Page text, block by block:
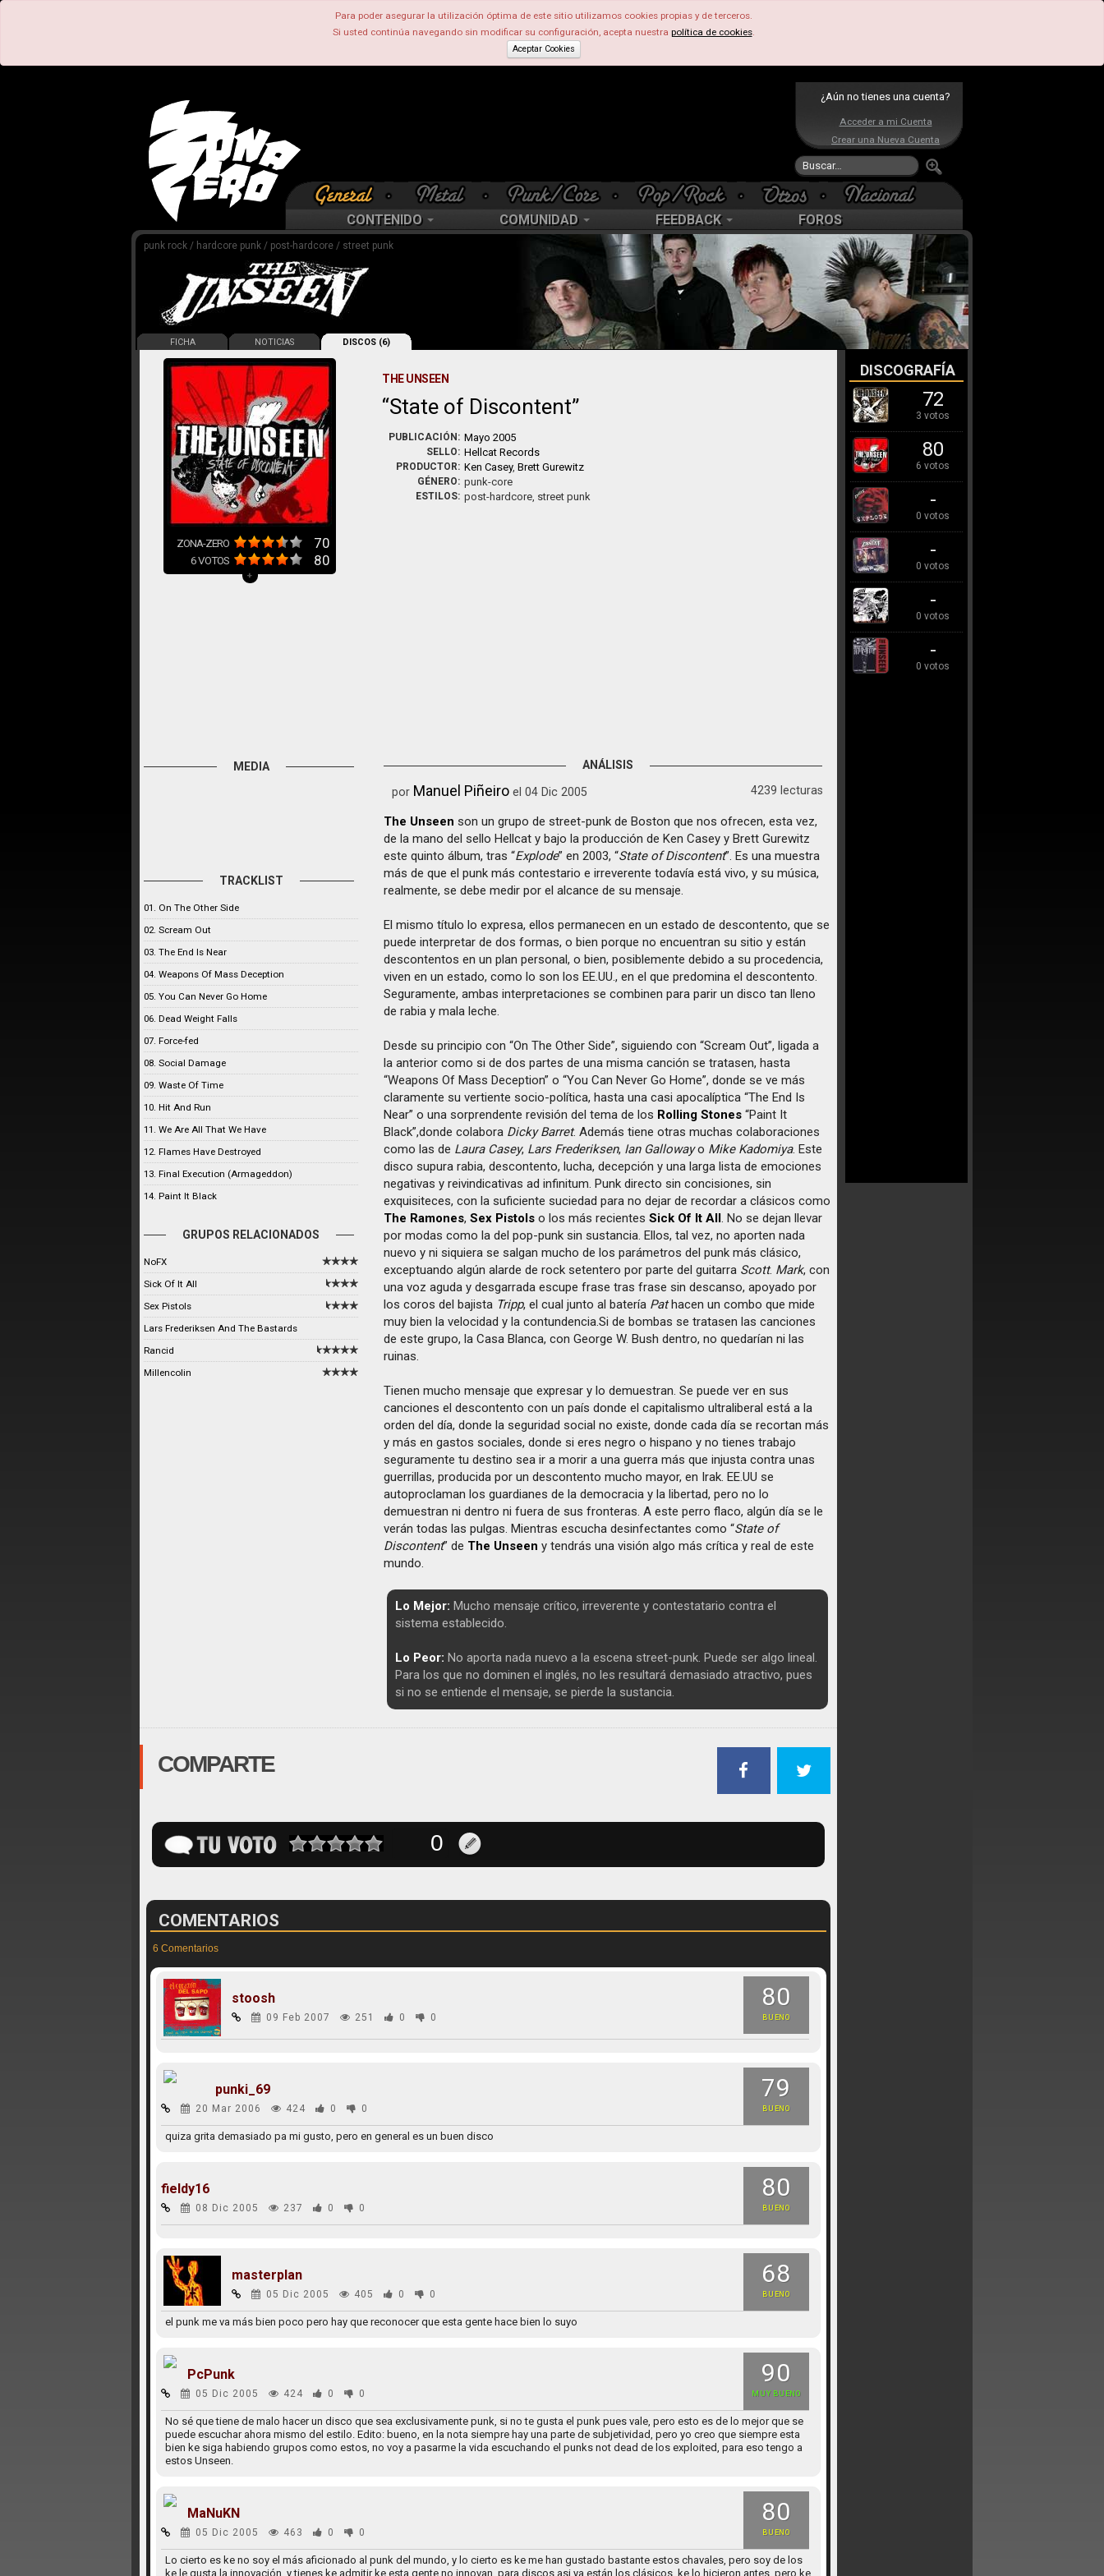
Para poder asegurar la utilización óptima de este sitio utilizamos cookies propias y de terceros.
Si usted continúa navegando sin modificar su configuración, acepta nuestra política de cookies.
Aceptar Cookies
¿Aún no tienes una cuenta?
Acceder a mi Cuenta
Crear una Nueva Cuenta
CONTENIDO COMUNIDAD FEEDBACK FOROS
punk rock / hardcore punk / post-hardcore / street punk
FICHA NOTICIAS DISCOS (6)
ZONA-ZERO 70
6VOTOS 80
+
THE UNSEEN
State of Discontent
PUBLICACIÓN: Mayo 2005
SELLO: Hellcat Records
PRODUCTOR: Ken Casey,Brett Gurewitz
GÉNERO: punk-core
ESTILOS: post-hardcore, street punk
MEDIA
TRACKLIST
01. On The Other Side
02. Scream Out
03. The End Is Near
04. Weapons Of Mass Deception
05. You Can Never Go Home
06. Dead Weight Falls
07. Force-fed
08. Social Damage
09. Waste Of Time
10. Hit And Run
11. We Are All That We Have
12. Flames Have Destroyed
13. Final Execution (Armageddon)
14. Paint It Black
GRUPOS RELACIONADOS
NoFX
Sick Of It All
Sex Pistols
Lars Frederiksen And The Bastards
Rancid
Millencolin
ANÁLISIS
por Manuel Piñeiro el 04 Dic 2005 4239 lecturas
The Unseen son un grupo de street-punk de Boston que nos ofrecen, esta vez,
de la mano del sello Hellcat y bajo la producción de Ken Casey y Brett Gurewitz
este quinto álbum, tras “Explode” en 2003, “State of Discontent”. Es una muestra
más de que el punk más contestario e irreverente todavía está vivo, y su música,
realmente, se debe medir por el alcance de su mensaje.
El mismo título lo expresa, ellos permanecen en un estado de descontento, que se
puede interpretar de dos formas, o bien porque no encuentran su sitio y están
descontentos en un plan personal, o bien, posiblemente debido a su procedencia,
viven en un estado, como lo son los EE.UU., en el que predomina el descontento.
Seguramente, ambas interpretaciones se combinen para parir un disco tan lleno
de rabia y mala leche.
Desde su principio con “On The Other Side”, siguiendo con “Scream Out”, ligada a
la anterior como si de dos partes de una misma canción se tratasen, hasta
“Weapons Of Mass Deception” o “You Can Never Go Home”, donde se ve más
claramente su vertiente socio-política, hasta una casi apocalíptica “The End Is
Near” o una sorprendente revisión del tema de los Rolling Stones “Paint It
Black”,donde colabora Dicky Barret. Además tiene otras muchas colaboraciones
como las de Laura Casey, Lars Frederiksen, Ian Gallowayo Mike Kadomiya. Este
disco supura rabia, descontento, lucha, decepción y una larga lista de emociones
negativas y reivindicativas ad infinitum. Punk directo sin concisiones, sin
exquisiteces, con la suficiente suciedad para no dejar de recordar a clásicos como
The Ramones,Sex Pistols o los más recientesSick Of It All. No se dejan llevar
por modas como la del pop-punk sin sustancia. Ellos, tal vez, no aporten nada
nuevo y ni siquiera se salgan mucho de los parámetros del punk más clásico,
exceptuando algún alarde de rock setentero por parte del guitarra Scott. Mark, con
una voz aguda y desgarrada escupe frase tras frase sin descanso, apoyado por
los coros del bajista Tripp, el cual junto al batería Pathacen un combo que mide
muy bien la velocidad y la contundencia.Si de bombas se tratasen las canciones
de este grupo, la Casa Blanca, con George W. Bush dentro, no quedarían ni las
ruinas.
Tienen mucho mensaje que expresar y lo demuestran. Se puede ver en sus
canciones el descontento con un país donde el capitalismo ultraliberal está a la
orden del día, donde la seguridad social no existe, donde cada día se recortan más
y más en gastos sociales, donde si eres negro o hispano y no tienes trabajo
seguramente tu destino sea ir a morir a una guerra más que injusta contra unas
guerrillas, producida por un descontento mucho mayor, en Irak. EE.UU se
autoproclaman los guardianes de la democracia y la libertad, pero no lo
demuestran ni dentro ni fuera de sus fronteras. A este perro flaco, algún día se le
verán todas las pulgas. Mientras escucha desinfectantes como “State of
Discontent” de The Unseen y tendrás una visión algo más crítica y real de este
mundo.
Lo Mejor: Mucho mensaje crítico, irreverente y contestatario contra el
sistema establecido.
Lo Peor: No aporta nada nuevo a la escena street-punk. Puede ser algo lineal.
Para los que no dominen el inglés, no les resultará demasiado atractivo, pues
si no se entiende el mensaje, se pierde la sustancia.
COMPARTE
COMENTARIOS
6 Comentarios
80
BUENO
stoosh
09 Feb 2007 251 0 0
79
BUENO
punki_69
20 Mar 2006 424 0 0
quiza grita demasiado pa mi gusto, pero en general es un buen disco
80
BUENO
fieldy16
08 Dic 2005 237 0 0
68
BUENO
masterplan
05 Dic 2005 405 0 0
el punk me va más bien poco pero hay que reconocer que esta gente hace bien lo suyo
90
MUY BUENO
PcPunk
05 Dic 2005 424 0 0
No sé que tiene de malo hacer un disco que sea exclusivamente punk, si no te gusta el punk pues vale, pero esto es de lo mejor que se
puede escuchar ahora mismo del estilo. Edito: bueno, en la nota siempre hay una parte de subjetividad, pero yo creo que siempre esta
bien ke siga habiendo grupos como estos, no voy a pasarme la vida escuchando el punks not dead de los exploited, para eso tengo a
estos Unseen.
80
BUENO
MaNuKN
05 Dic 2005 463 0 0
Lo cierto es ke no soy el más aficionado al punk del mundo, y lo cierto es ke me han gustado bastante estos chavales, pero soy de los
ke le gusta la innovación, y tienes ke admitir ke esta gente no innovan, para discos asi ya están los clásicos, ke lo hicieron antes, pero ke
DISCOGRAFÍA
72
3 votos
80
6 votos
-
0 votos
-
0 votos
-
0 votos
-
0 votos